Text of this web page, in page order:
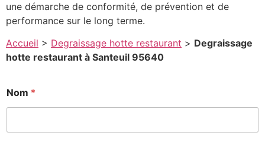
une démarche de conformité, de prévention et de
performance sur le long terme.
Accueil > Degraissage hotte restaurant > Degraissage
hotte restaurant à Santeuil 95640
e
s
a
Nom *